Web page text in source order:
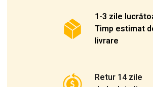
1-3 zile
Timp estimat
livrare
Retur 14 zile